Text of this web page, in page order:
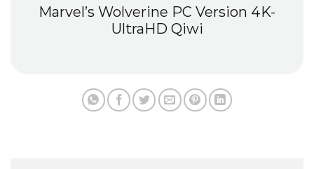
Marvel’s Wolverine PC Version 4K-
UltraHD Qiwi